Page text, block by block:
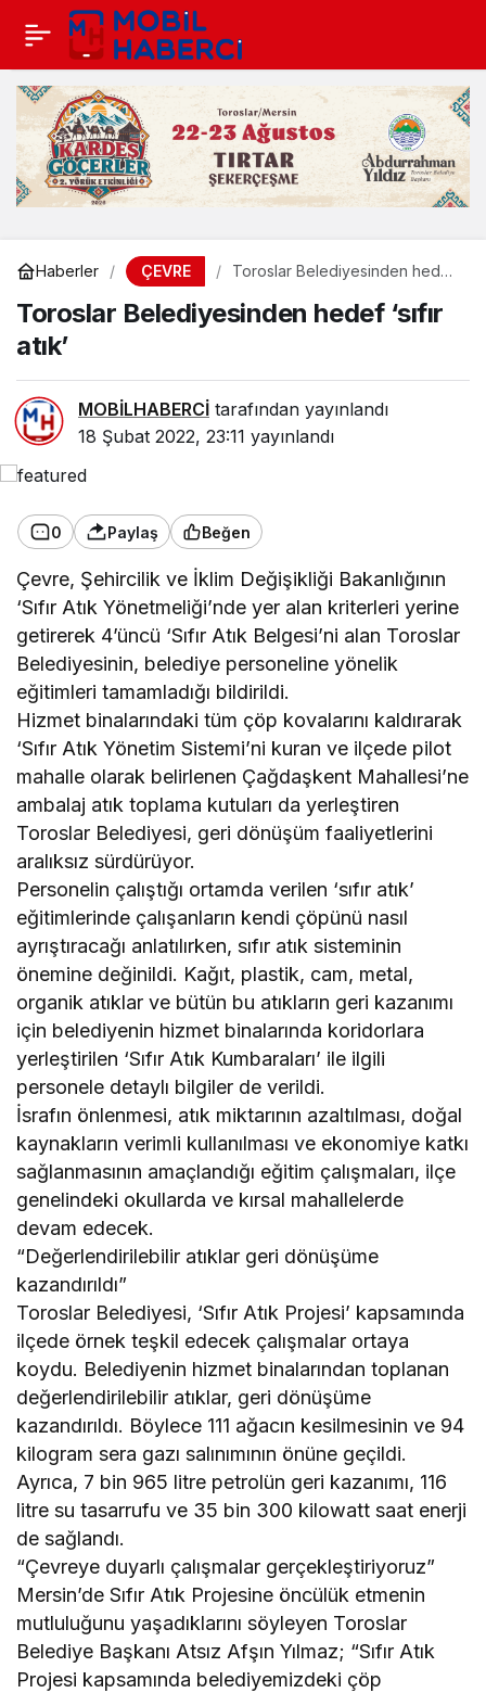
Haberler ÇEVRE
Toroslar Belediyesinden hedef
Toroslar Belediyesinden hedef ‘sıfır
atık’
MOBİLHABERCİ tarafından yayınlandı
18 Şubat 2022, 23:11 yayınlandı
0 Paylaş Beğen
Çevre, Şehircilik ve İklim Değişikliği Bakanlığının
‘Sıfır Atık Yönetmeliği’nde yer alan kriterleri yerine
getirerek 4’üncü ‘Sıfır Atık Belgesi’ni alan Toroslar
Belediyesinin, belediye personeline yönelik
eğitimleri tamamladığı bildirildi.
Hizmet binalarındaki tüm çöp kovalarını kaldırarak
‘Sıfır Atık Yönetim Sistemi’ni kuran ve ilçede pilot
mahalle olarak belirlenen Çağdaşkent Mahallesi’ne
ambalaj atık toplama kutuları da yerleştiren
Toroslar Belediyesi, geri dönüşüm faaliyetlerini
aralıksız sürdürüyor.
Personelin çalıştığı ortamda verilen ‘sıfır atık’
eğitimlerinde çalışanların kendi çöpünü nasıl
ayrıştıracağı anlatılırken, sıfır atık sisteminin
önemine değinildi. Kağıt, plastik, cam, metal,
organik atıklar ve bütün bu atıkların geri kazanımı
için belediyenin hizmet binalarında koridorlara
yerleştirilen ‘Sıfır Atık Kumbaraları’ ile ilgili
personele detaylı bilgiler de verildi.
İsrafın önlenmesi, atık miktarının azaltılması, doğal
kaynakların verimli kullanılması ve ekonomiye katkı
sağlanmasının amaçlandığı eğitim çalışmaları, ilçe
genelindeki okullarda ve kırsal mahallelerde
devam edecek.
“Değerlendirilebilir atıklar geri dönüşüme
kazandırıldı”
Toroslar Belediyesi, ‘Sıfır Atık Projesi’ kapsamında
ilçede örnek teşkil edecek çalışmalar ortaya
koydu. Belediyenin hizmet binalarından toplanan
değerlendirilebilir atıklar, geri dönüşüme
kazandırıldı. Böylece 111 ağacın kesilmesinin ve 94
kilogram sera gazı salınımının önüne geçildi.
Ayrıca, 7 bin 965 litre petrolün geri kazanımı, 116
litre su tasarrufu ve 35 bin 300 kilowatt saat enerji
de sağlandı.
“Çevreye duyarlı çalışmalar gerçekleştiriyoruz”
Mersin’de Sıfır Atık Projesine öncülük etmenin
mutluluğunu yaşadıklarını söyleyen Toroslar
Belediye Başkanı Atsız Afşın Yılmaz; “Sıfır Atık
Projesi kapsamında belediyemizdeki çöp